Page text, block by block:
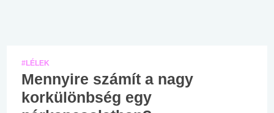
#LÉLEK
Mennyire számít a nagy
korkülönbség egy